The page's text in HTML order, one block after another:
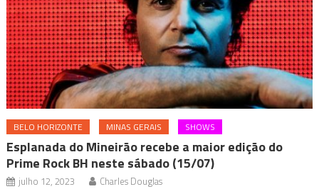
BELO HORIZONTE MINAS GERAIS SHOWS
Esplanada do Mineirão recebe a maior edição do
Prime Rock BH neste sábado (15/07)
julho 12, 2023 Charles Douglas